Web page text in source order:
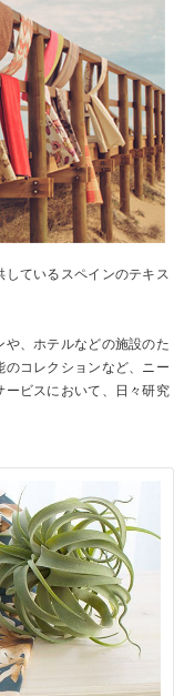
ているスペインのテキス
、ホテルなどの施設のた
コレクションなど、ニー
ービスにおいて、日々研究